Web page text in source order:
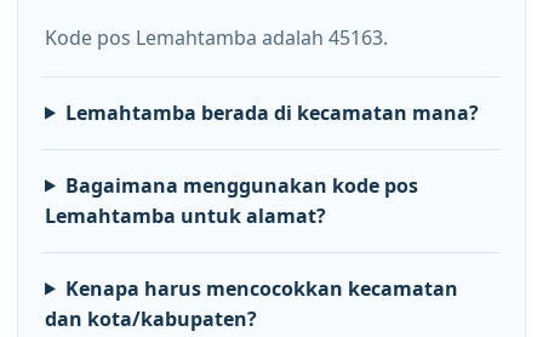
Kode pos Lemahtamba adalah 45163.
Lemahtamba berada di kecamatan mana?
Bagaimana menggunakan kode pos
Lemahtamba untuk alamat?
Kenapa harus mencocokkan kecamatan
dan kota/kabupaten?